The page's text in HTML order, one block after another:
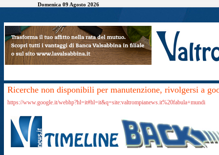
Domenica 09 Agosto 2026
Ricerche non disponibili per manutenzione, rivolgersi a
https://www.google.it/webhp?hl=it#hl=it&q=site:valtrompianews.it%20fabula+mundi